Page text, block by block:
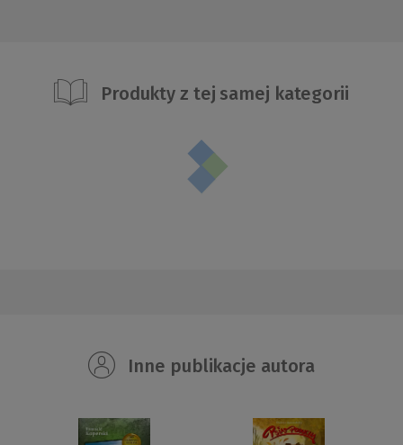
Produkty z tej samej kategorii
Inne publikacje autora